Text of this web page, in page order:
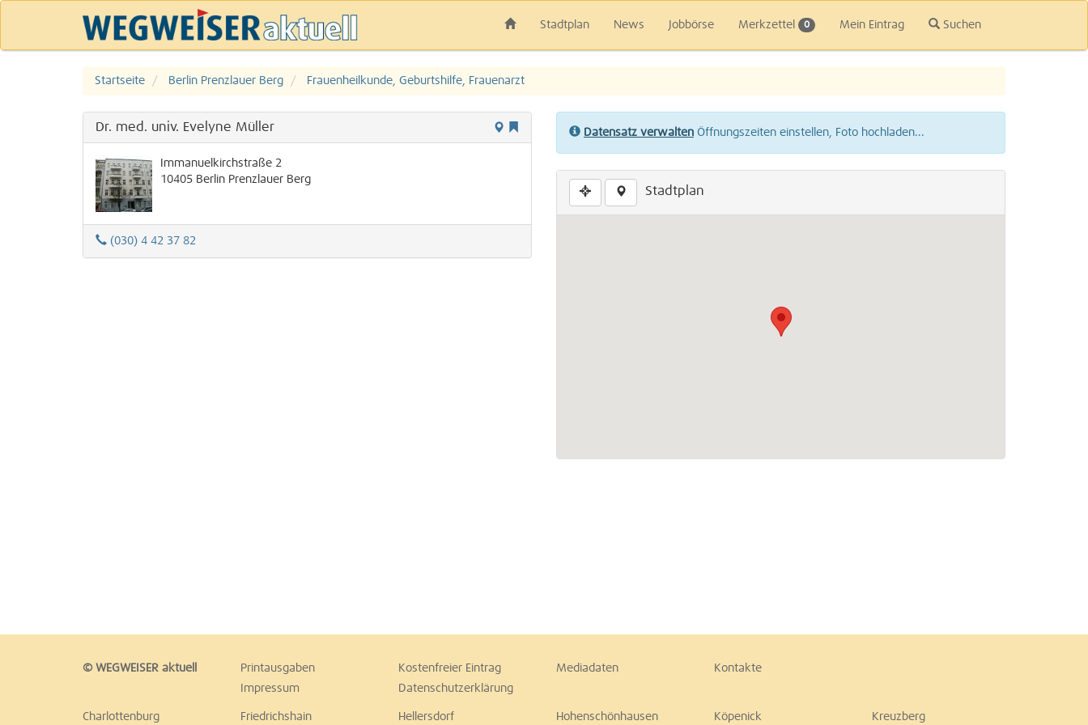
Stadtplan News Jobbörse Merkzettel 0 Mein Eintrag Suchen
Startseite Berlin Prenzlauer Berg Frauenheilkunde, Geburtshilfe, Frauenarzt
Dr. med. univ. Evelyne Müller
Immanuelkirchstraße 2
10405 Berlin Prenzlauer Berg
(030) 4 42 37 82
Datensatz verwalten Öffnungszeiten einstellen, Foto hochladen...
Stadtplan
© WEGWEISER aktuell Printausgaben Kostenfreier Eintrag Mediadaten
Kontakte
Impressum
Datenschutzerklärung
Charlottenburg Friedrichshain Hellersdorf Hohenschönhausen Köpenick Kreuzberg